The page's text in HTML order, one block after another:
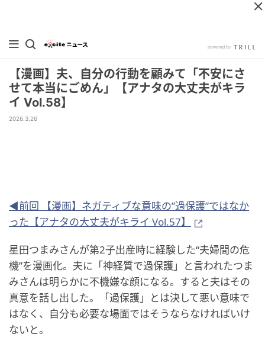
【漫画】夫、自分の行動を顧みて「不安にさ
せて本当にごめん」【アナタの大丈夫がキラ
イ Vol.58】
2026.3.26
◀前回 【漫画】ネガティブな意味の”過保護”ではなか
った【アナタの大丈夫がキライ Vol.57】
星田つまみさんが第2子出産時に経験した“夫婦間の危
機”を漫画化。夫に「神経質で過保護」と言われたつま
みさんは明らかに不機嫌な顔になる。すると夫はその
真意を話し出した。「過保護」とは決して悪い意味で
はなく、自分も必要な場面ではそうならなければいけ
ないと。